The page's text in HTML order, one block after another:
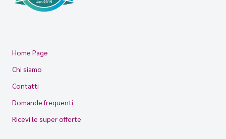
Home Page
Chi siamo
Contatti
Domande frequenti
Ricevi le super offerte